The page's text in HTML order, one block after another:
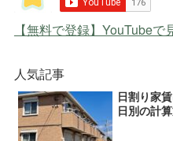
【無料で登録】YouTube
人気記事
日割り家
日別の計